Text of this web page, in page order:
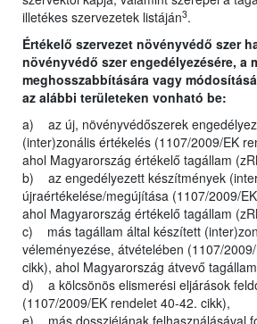
illetékes szervezetek listáján3.
Értékelő szervezet növényvédő szer
növényvédő szer engedélyezésére, a
meghosszabbítására vagy
az alábbi területeken vonható be:
a) az új, növényvédőszerek
(inter)zonális értékelés (1107/2009/EK
ahol Magyarország értékelő tagállam
b) az engedélyezett készítmények
újraértékelése/megújítása (1107/2009/
ahol Magyarország értékelő tagállam
c) más tagállam által készített
véleményezése, átvételében (1107/
cikk), ahol Magyarország átvevő
d) a kölcsönös elismerési eljárások
(1107/2009/EK rendelet 40-42. cikk),